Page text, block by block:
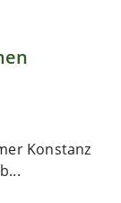
Konstanz